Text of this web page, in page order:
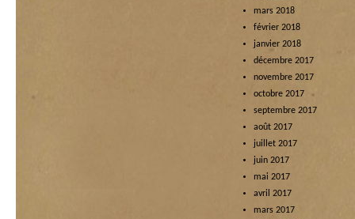
mars 2018
février 2018
janvier 2018
décembre 2017
novembre 2017
octobre 2017
septembre 2017
août 2017
juillet 2017
juin 2017
mai 2017
avril 2017
mars 2017